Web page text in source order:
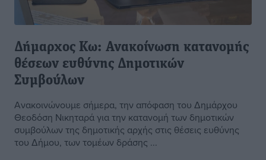
Δήμαρχος Κω: Ανακοίνωση κατανομής
θέσεων ευθύνης Δημοτικών
Συμβούλων
Ανακοινώνουμε σήμερα, την απόφαση του Δημάρχου
Θεοδόση Νικηταρά για την κατανομή των δημοτικών
συμβούλων της δημοτικής αρχής στις θέσεις ευθύνης
του Δήμου, των τομέων δράσης ...